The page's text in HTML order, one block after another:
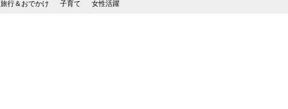
旅行＆おでかけ 子育て 女性活躍